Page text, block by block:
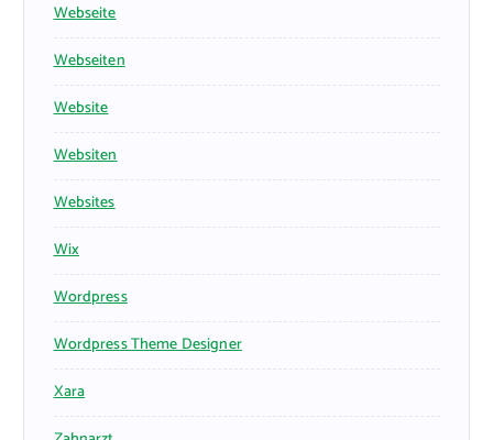
Webseite
Webseiten
Website
Websiten
Websites
Wix
Wordpress
Wordpress Theme Designer
Xara